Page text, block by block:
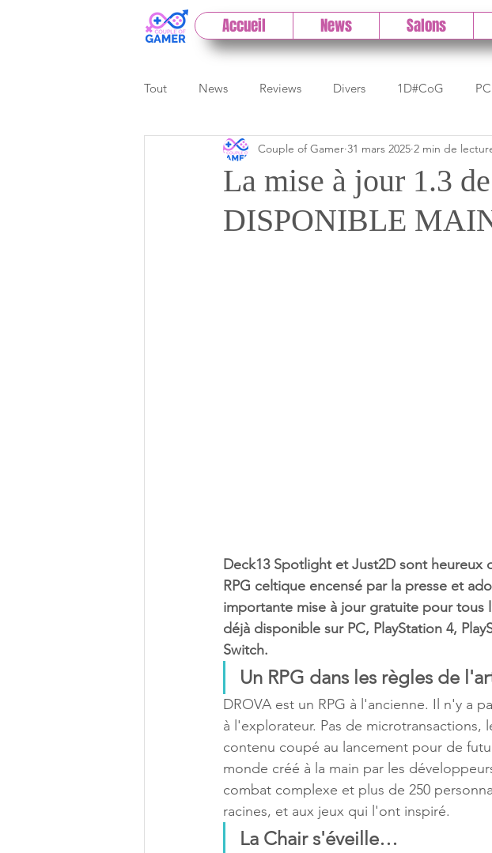
Accueil News Salons
Tout News Reviews Divers 1D#CoG PC
Previews Cloud Test indé DLC
Paris Games Week Early Access Test
La mise à jour 1.3
DISPONIBLE
Couple of Gamer 31 mars 2025 2 min de
Deck13 Spotlight et Just2D sont heureux
RPG celtique encensé par la presse et
importante mise à jour gratuite pour tous
déjà disponible sur PC, PlayStation 4,
Switch.
Un RPG dans les règles de
DROVA est un RPG à l'ancienne. Il n'y a
à l'explorateur. Pas de microtransactions,
contenu coupé au lancement pour de
monde créé à la main par les
combat complexe et plus de 250
racines, et aux jeux qui l'ont inspiré.
La Chair s'éveille…